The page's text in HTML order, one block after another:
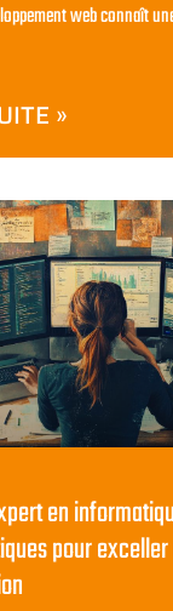
web connaît
»
en
pour